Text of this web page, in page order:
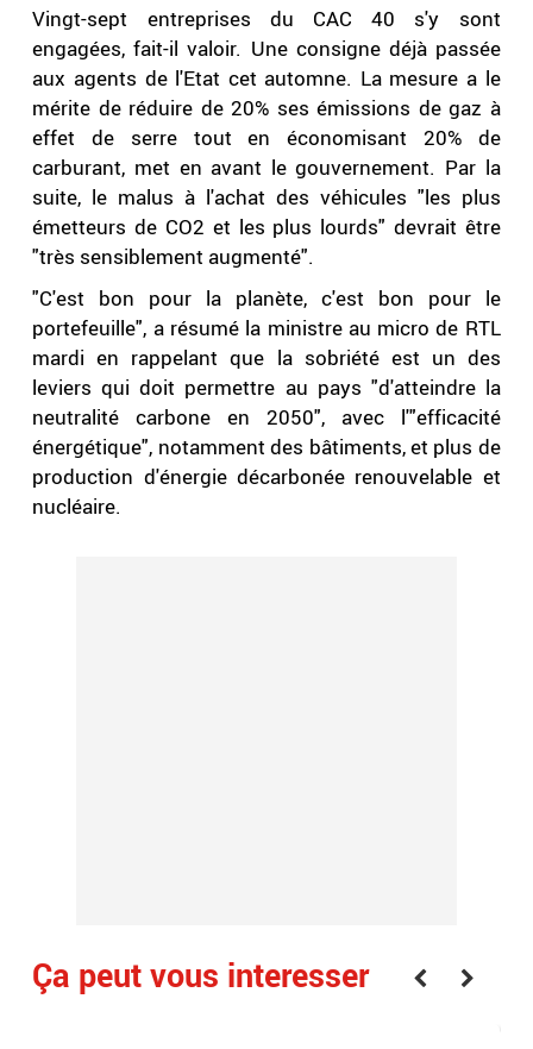
Vingt-sept entreprises du CAC 40 s'y sont
engagées, fait-il valoir. Une consigne déjà passée
aux agents de l'Etat cet automne. La mesure a le
mérite de réduire de 20% ses émissions de gaz à
effet de serre tout en économisant 20% de
carburant, met en avant le gouvernement. Par la
suite, le malus à l'achat des véhicules "les plus
émetteurs de CO2 et les plus lourds" devrait être
"très sensiblement augmenté".
"C'est bon pour la planète, c'est bon pour le
portefeuille", a résumé la ministre au micro de RTL
mardi en rappelant que la sobriété est un des
leviers qui doit permettre au pays "d'atteindre la
neutralité carbone en 2050", avec l'"efficacité
énergétique", notamment des bâtiments, et plus de
production d'énergie décarbonée renouvelable et
nucléaire.
Ça peut vous interesser